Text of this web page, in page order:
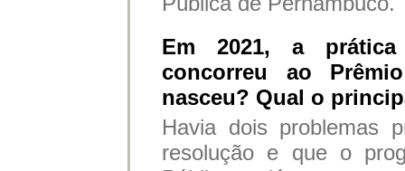
Em 2021, a
concorreu ao
nasceu? Qual o
Havia dois problemas
resolução e que o